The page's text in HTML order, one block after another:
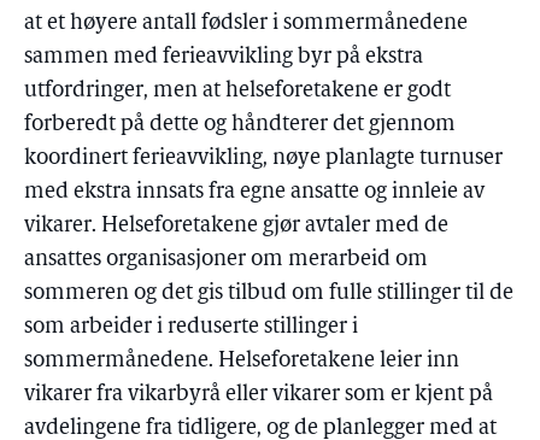
at et høyere antall fødsler i sommermånedene
sammen med ferieavvikling byr på ekstra
utfordringer, men at helseforetakene er godt
forberedt på dette og håndterer det gjennom
koordinert ferieavvikling, nøye planlagte turnuser
med ekstra innsats fra egne ansatte og innleie av
vikarer. Helseforetakene gjør avtaler med de
ansattes organisasjoner om merarbeid om
sommeren og det gis tilbud om fulle stillinger til de
som arbeider i reduserte stillinger i
sommermånedene. Helseforetakene leier inn
vikarer fra vikarbyrå eller vikarer som er kjent på
avdelingene fra tidligere, og de planlegger med at